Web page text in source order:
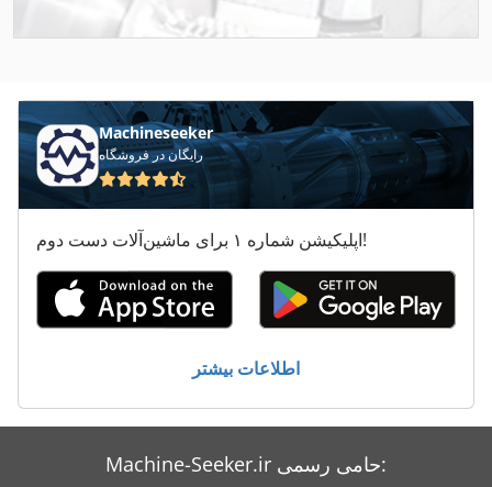
Hermle Pf 1000
Index Gfg 250
Kgz 3050
Klaeger Hbs 265
Kupa Lm 1000
Mubea Kblh 700
Ntx 1000
Schlebach Dsm 1000
Machineseeker
رایگان در فروشگاه
اپلیکیشن شماره ۱ برای ماشین‌آلات دست دوم!
اطلاعات بیشتر
Machine-Seeker.ir حامی رسمی: